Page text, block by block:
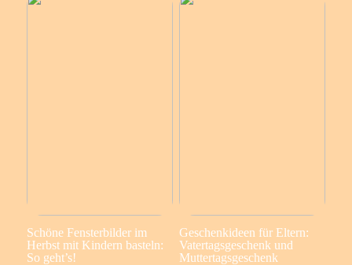
Schöne Fensterbilder im
Herbst mit Kindern basteln:
So geht’s!
Geschenkideen für Eltern:
Vatertagsgeschenk und
Muttertagsgeschenk